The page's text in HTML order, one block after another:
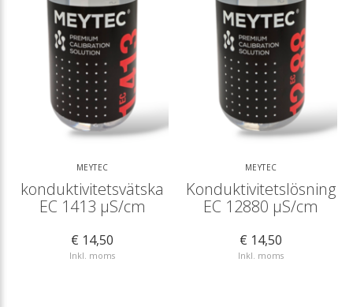
MEYTEC
konduktivitetsvätska
EC 1413 µS/cm
€ 14,50
Inkl. moms
MEYTEC
Konduktivitetslösning
EC 12880 µS/cm
€ 14,50
Inkl. moms